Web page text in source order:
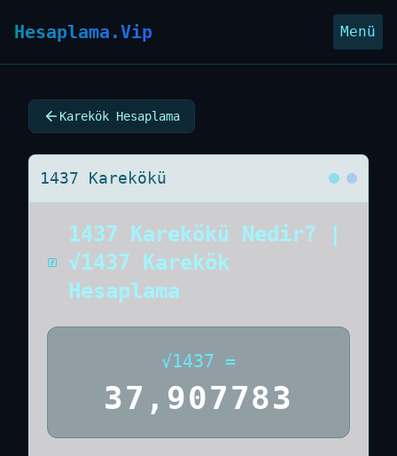
Hesaplama.Vip Menü
Karekök Hesaplama
1437 Karekökü
1437 Karekökü Nedir? |
√1437 Karekök
Hesaplama
√1437 =
37,907783